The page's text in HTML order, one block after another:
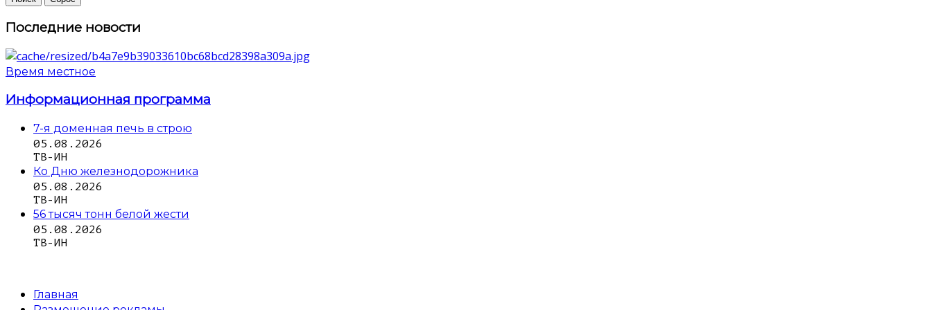
Последние новости
Время местное
Информационная программа
7-я доменная печь в строю
05.08.2026
ТВ-ИН
Ко Дню железнодорожника
05.08.2026
ТВ-ИН
56 тысяч тонн белой жести
05.08.2026
ТВ-ИН
Главная